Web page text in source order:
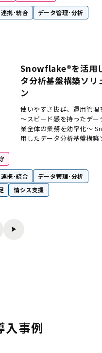
携･統合
データ管理･分析
Snowflake®を活用
タ分析基盤構築ソリ
ン
使いやすさ抜群、運用管理
～スピード感を持ったデー
業全体の業務を効率化～
用したデータ分析基盤構築
携･統合
データ管理･分析
情シス支援
入事例